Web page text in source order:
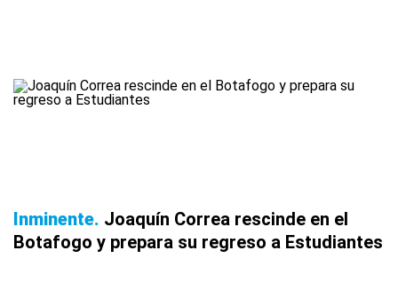
Inminente Joaquín Correa rescinde en el
Botafogo y prepara su regreso a Estudiantes